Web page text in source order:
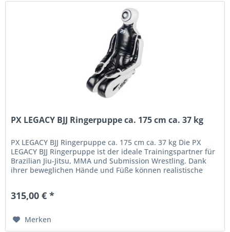
PX LEGACY BJJ Ringerpuppe ca. 175 cm ca. 37 kg
PX LEGACY BJJ Ringerpuppe ca. 175 cm ca. 37 kg Die PX
LEGACY BJJ Ringerpuppe ist der ideale Trainingspartner für
Brazilian Jiu-Jitsu, MMA und Submission Wrestling. Dank
ihrer beweglichen Hände und Füße können realistische
315,00 € *
Merken